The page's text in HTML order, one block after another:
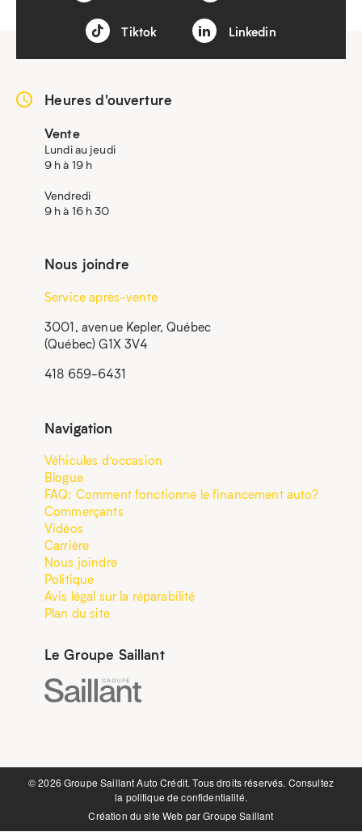
Tiktok Linkedin
Heures d'ouverture
Vente
Lundi au jeudi
9 h à 19 h
Vendredi
9 h à 16 h 30
Nous joindre
Service après-vente
3001, avenue Kepler, Québec
(Québec) G1X 3V4
418 659-6431
Navigation
Véhicules d’occasion
Blogue
FAQ: Comment fonctionne le financement auto?
Commerçants
Vidéos
Carrière
Nous joindre
Politique
Avis légal sur la réparabilité
Plan du site
Le Groupe Saillant
©️ 2026 Groupe Saillant Auto Crédit. Tous droits réservés. Consultez
la politique de confidentialité.
Création du site Web parGroupe Saillant